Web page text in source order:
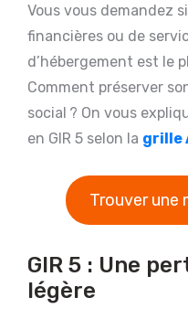
Vous vous demandez
financières ou de
d’hébergement est le
Comment préserver
social ? On vous
en GIR 5 selon la grille
Trouver une
GIR 5 : Une
légère